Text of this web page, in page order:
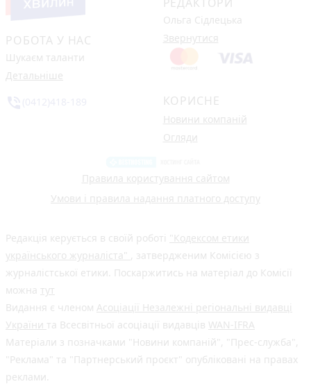
РОБОТА У НАС
Шукаєм таланти
Детальніше
Ольга Сідлецька
Звернутися
КОРИСНЕ
Новини компаній
Огляди
Правила користування сайтом
Умови і правила надання платного доступу
Редакція керується в своїй роботі "Кодексом етики
українського журналіста"
, затвердженим Комісією з
журналістської етики. Поскаржитись на матеріал до Комісії
можна тут
Видання є членом Асоціації Незалежні регіональні видавці
України та Всесвітньої асоціації видавців WAN-IFRA
Матеріали з позначками "Новини компаній", "Прес-служба",
"Реклама" та "Партнерський проєкт" опубліковані на правах
реклами.